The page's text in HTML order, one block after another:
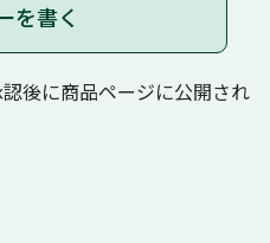
を書く
後に商品ページに公開され